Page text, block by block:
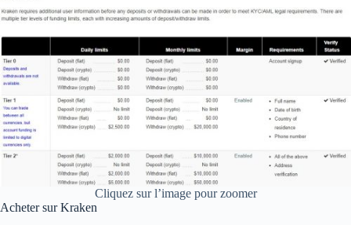
Cliquez sur l’image pour zoomer
Acheter sur Kraken